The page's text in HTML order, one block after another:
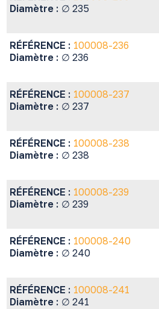
Diamètre : ∅ 235
RÉFÉRENCE : 100008-236
Diamètre : ∅ 236
RÉFÉRENCE : 100008-237
Diamètre : ∅ 237
RÉFÉRENCE : 100008-238
Diamètre : ∅ 238
RÉFÉRENCE : 100008-239
Diamètre : ∅ 239
RÉFÉRENCE : 100008-240
Diamètre : ∅ 240
RÉFÉRENCE : 100008-241
Diamètre : ∅ 241